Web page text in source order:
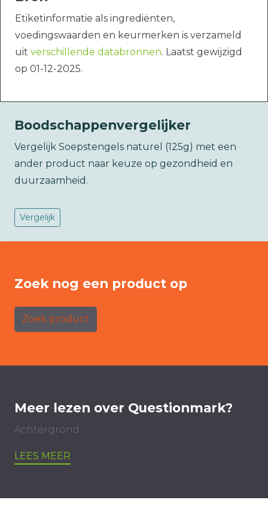
Etiketinformatie als ingrediënten,
voedingswaarden en keurmerken is verzameld
uit verschillende databronnen. Laatst gewijzigd
op 01-12-2025.
Boodschappenvergelijker
Vergelijk Soepstengels naturel (125g) met een
ander product naar keuze op gezondheid en
duurzaamheid.
Vergelijk
Zoek nog een product op
Zoek product
Meer lezen over Questionmark?
Achtergrond
LEES MEER